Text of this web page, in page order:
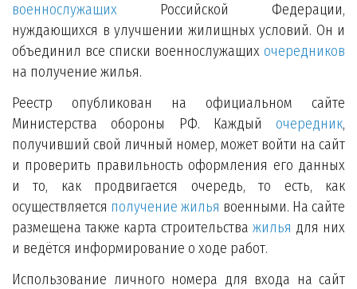
военнослужащих Российской Федерации,
нуждающихся в улучшении жилищных условий. Он и
объединил все списки военнослужащих очередников
на получение жилья.
Реестр опубликован на официальном сайте
Министерства обороны РФ. Каждый очередник,
получивший свой личный номер, может войти на сайт
и проверить правильность оформления его данных
и то, как продвигается очередь, то есть, как
осуществляется получение жилья военными. На сайте
размещена также карта строительства жилья для них
и ведётся информирование о ходе работ.
Использование личного номера для входа на сайт